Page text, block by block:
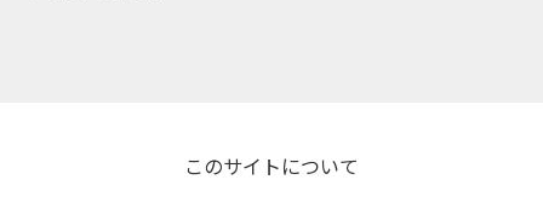
このサイトについて